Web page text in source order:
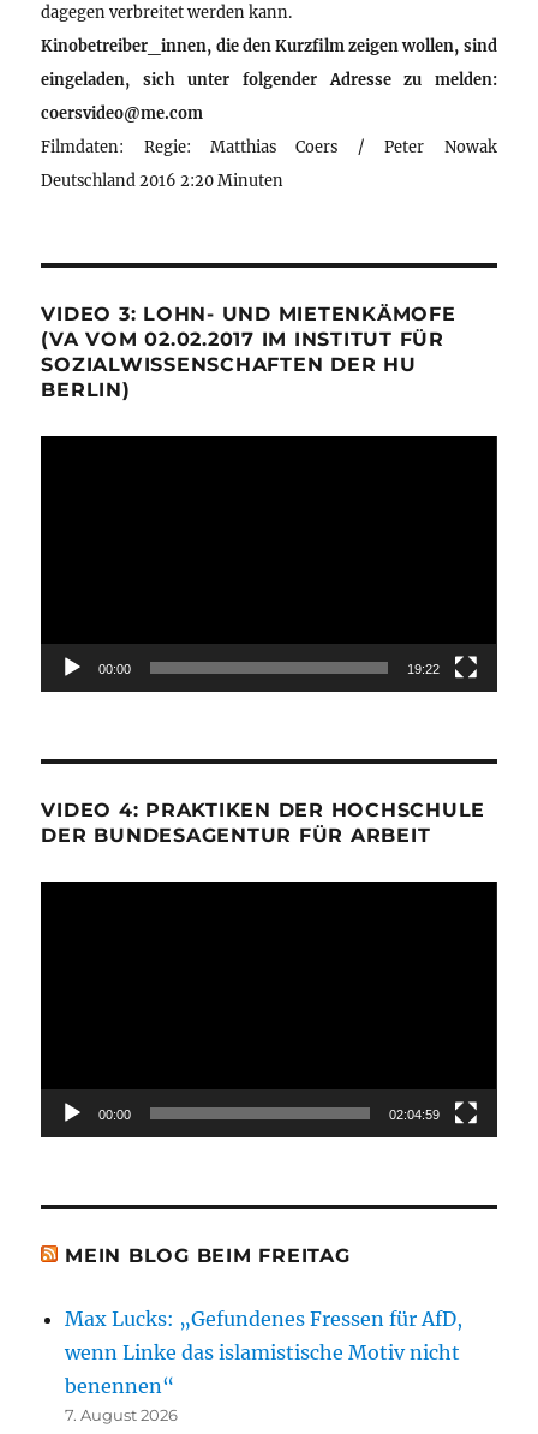
dagegen verbreitet werden kann.
Kinobetreiber_innen, die den Kurzfilm zeigen wollen, sind
eingeladen, sich unter folgender Adresse zu melden:
coersvideo@me.com
Filmdaten: Regie: Matthias Coers / Peter Nowak
Deutschland 2016 2:20 Minuten
VIDEO 3: LOHN- UND MIETENKÄMOFE
(VA VOM 02.02.2017 IM INSTITUT FÜR
SOZIALWISSENSCHAFTEN DER HU
BERLIN)
00:00 19:22
VIDEO 4: PRAKTIKEN DER HOCHSCHULE
DER BUNDESAGENTUR FÜR ARBEIT
00:00 02:04:59
MEIN BLOG BEIM FREITAG
Max Lucks: „Gefundenes Fressen für AfD,
wenn Linke das islamistische Motiv nicht
benennen“
7. August 2026